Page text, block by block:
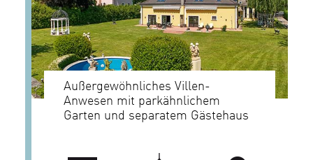
Außergewöhnliches Villen-
Anwesen mit parkähnlichem
Garten und separatem Gästehaus